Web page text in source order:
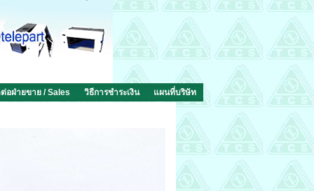
อฝ่ายขาย / Sales วิธีการชำระเงิน แผนที่บริษัท